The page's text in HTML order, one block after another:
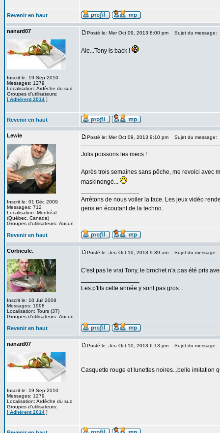
Revenir en haut
nanard07
Inscrit le: 19 Sep 2010
Messages: 1279
Localisation: Ardèche du sud
Groupes d'utilisateurs:
[ Adhérent 2014 ]
Posté le: Mer Oct 09, 2013 8:00 pm Sujet du message:
Aie...Tony is back !
Revenir en haut
Lewie
Inscrit le: 01 Déc 2009
Messages: 712
Localisation: Montréal
(Québec, Canada)
Groupes d'utilisateurs: Aucun
Posté le: Mer Oct 09, 2013 9:10 pm Sujet du message:
Jolis poissons les mecs !
Après trois semaines sans pêche, me revoici avec
maskinongé...
Arrêtons de nous voiler la face. Les jeux vidéo
gens en écoutant de la techno.
Revenir en haut
Corbicule.
Inscrit le: 10 Juil 2008
Messages: 1998
Localisation: Tours (37)
Groupes d'utilisateurs: Aucun
Posté le: Jeu Oct 10, 2013 9:39 am Sujet du message:
C'est pas le vrai Tony, le brochet n'a pas été pris
Les p'tits cette année y sont pas gros...
Revenir en haut
nanard07
Inscrit le: 19 Sep 2010
Messages: 1279
Localisation: Ardèche du sud
Groupes d'utilisateurs:
[ Adhérent 2014 ]
Posté le: Jeu Oct 10, 2013 6:13 pm Sujet du message:
Casquette rouge et lunettes noires...belle imitation